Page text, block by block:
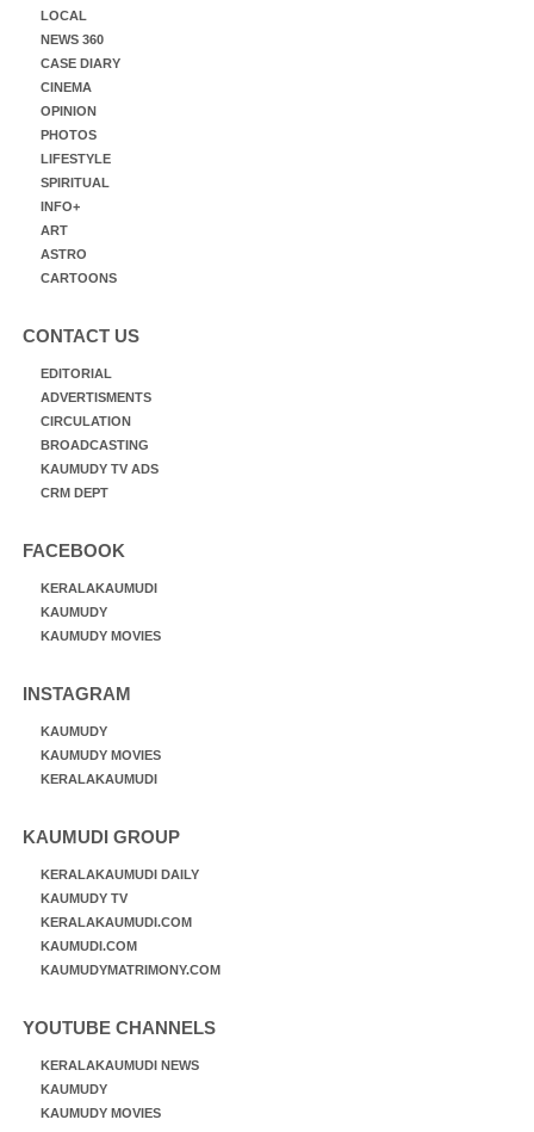
LOCAL
NEWS 360
CASE DIARY
CINEMA
OPINION
PHOTOS
LIFESTYLE
SPIRITUAL
INFO+
ART
ASTRO
CARTOONS
CONTACT US
EDITORIAL
ADVERTISMENTS
CIRCULATION
BROADCASTING
KAUMUDY TV ADS
CRM DEPT
FACEBOOK
KERALAKAUMUDI
KAUMUDY
KAUMUDY MOVIES
INSTAGRAM
KAUMUDY
KAUMUDY MOVIES
KERALAKAUMUDI
KAUMUDI GROUP
KERALAKAUMUDI DAILY
KAUMUDY TV
KERALAKAUMUDI.COM
KAUMUDI.COM
KAUMUDYMATRIMONY.COM
YOUTUBE CHANNELS
KERALAKAUMUDI NEWS
KAUMUDY
KAUMUDY MOVIES